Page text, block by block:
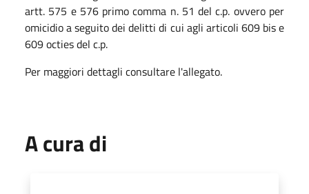
artt. 575 e 576 primo comma n. 51 del c.p. ovvero per
omicidio a seguito dei delitti di cui agli articoli 609 bis e
609 octies del c.p.
Per maggiori dettagli consultare l'allegato.
A cura di